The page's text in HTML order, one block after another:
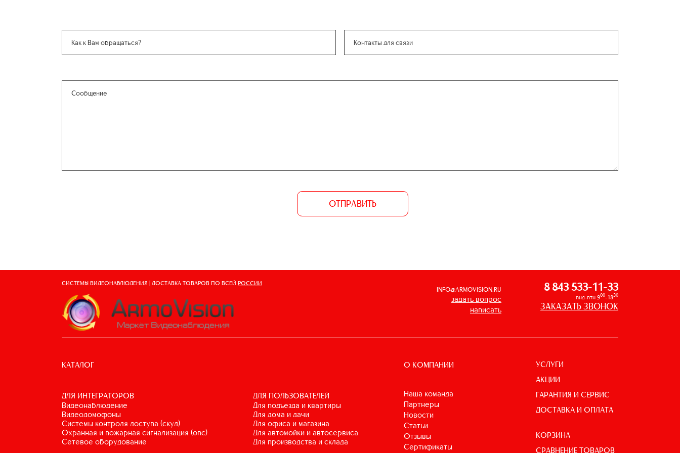
ОТПРАВИТЬ
СИСТЕМЫ ВИДЕОНАБЛЮДЕНИЯ | ДОСТАВКА ТОВАРОВ ПО ВСЕЙ РОССИИ
INFO@ARMOVISION.RU
задать вопрос
написать
8 843 533-11-33
пнд-птн 900-1830
ЗАКАЗАТЬ ЗВОНОК
КАТАЛОГ
ДЛЯ ИНТЕГРАТОРОВ
видеонаблюдение
видеодомофоны
системы контроля доступа (скуд)
охранная и пожарная сигнализация (опс)
сетевое оборудование
ДЛЯ ПОЛЬЗОВАТЕЛЕЙ
для подъезда и квартиры
для дома и дачи
для офиса и магазина
для автомойки и автосервиса
для производства и склада
О КОМПАНИИ
Наша команда
Партнеры
Новости
Статьи
Отзывы
Сертификаты
УСЛУГИ
АКЦИИ
ГАРАНТИЯ И СЕРВИС
ДОСТАВКА И ОПЛАТА
КОРЗИНА
СРАВНЕНИЕ ТОВАРОВ